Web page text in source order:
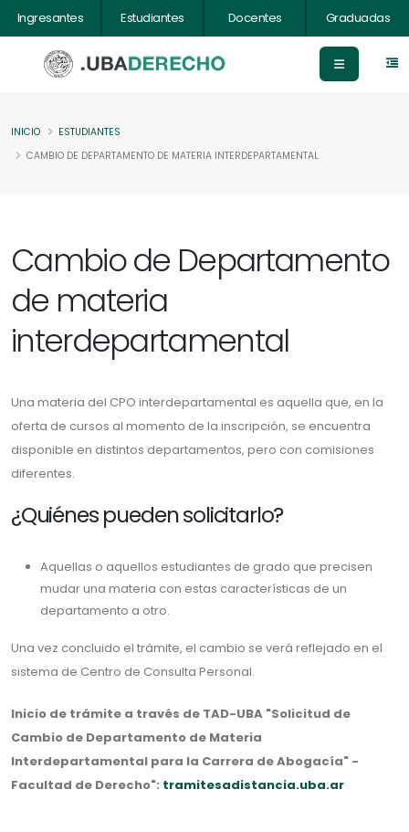
Ingresantes Estudiantes Docentes Graduadas
INICIO
ESTUDIANTES
CAMBIO DE DEPARTAMENTO DE MATERIA INTERDEPARTAMENTAL
Cambio de Departamento
de materia
interdepartamental
Una materia del CPO interdepartamental es aquella que, en la
oferta de cursos al momento de la inscripción, se encuentra
disponible en distintos departamentos, pero con comisiones
diferentes.
¿Quiénes pueden solicitarlo?
Aquellas o aquellos estudiantes de grado que precisen
mudar una materia con estas características de un
departamento a otro.
Una vez concluido el trámite, el cambio se verá reflejado en el
sistema de Centro de Consulta Personal.
Inicio de trámite a través de TAD-UBA "Solicitud de
Cambio de Departamento de Materia
Interdepartamental para la Carrera de Abogacía" -
Facultad de Derecho": tramitesadistancia.uba.ar